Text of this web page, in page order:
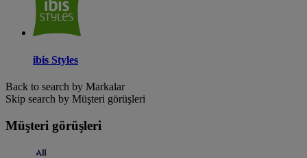
ibis Styles
Back to search by Markalar
Skip search by Müşteri görüşleri
Müşteri görüşleri